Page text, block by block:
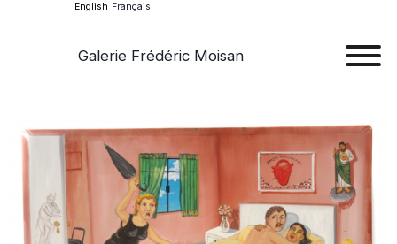
English Français
Galerie Frédéric Moisan